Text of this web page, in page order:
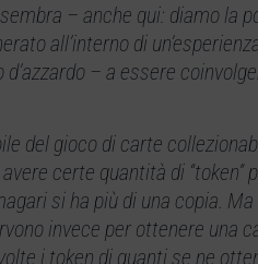
– anche qui: diamo la
all’interno di
– a essere
del gioco di carte
certe quantità di “token”
si ha più di una copia.
invece per ottenere una
i token di quanti se ne